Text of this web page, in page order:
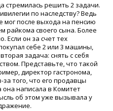
стремилась решить 2 задачи.
по наследству? Ведь
после выхода на пенсию
райкома своего сына. Более
Если он за счет тех
себе 2 или 3 машины,
задача: снять с себя
Представьте, что такой
директор гастронома,
того, что его продавцы
написала в Комитет
об этом уже вызывала у